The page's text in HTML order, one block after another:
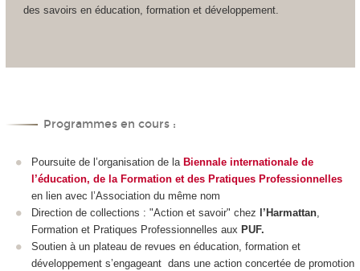
des savoirs en éducation, formation et développement.
Programmes en cours :
Poursuite de l’organisation de la Biennale internationale de
l’éducation, de la Formation et des Pratiques Professionnelles
en lien avec l’Association du même nom
Direction de collections : "Action et savoir" chez
l’Harmattan,
Formation et Pratiques Professionnelles aux PUF.
Soutien à un plateau de revues en éducation, formation et
développement s’engageant dans une action concertée de promotion